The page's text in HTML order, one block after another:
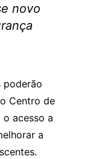
novo
poderão
Centro de
o acesso a
a